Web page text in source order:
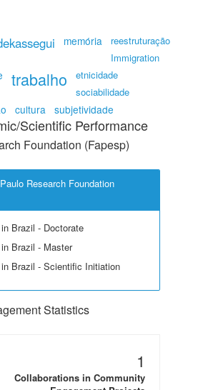
memória
reestruturação
Immigration
trabalho
etnicidade
sociabilidade
cultura subjetividade
Scientific Performance
Foundation (Fapesp)
Research Foundation
Brazil - Doctorate
Brazil - Master
Brazil - Scientific Initiation
Statistics
1
Collaborations in Community